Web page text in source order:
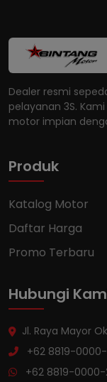
Dealer resmi
pelayanan 3S.
motor impian
Produk
Katalog Motor
Daftar Harga
Promo Terbaru
Hubungi
Jl. Raya Mayor
+62 8819-
+62 8819-